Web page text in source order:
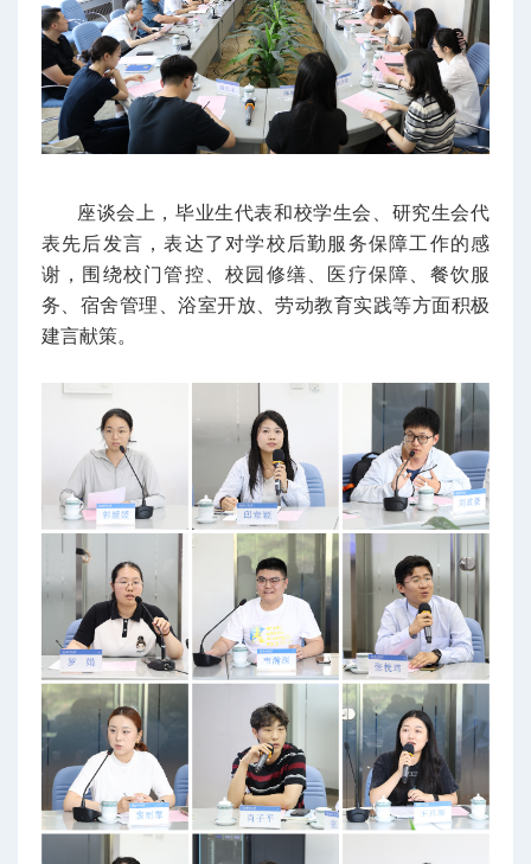
座谈会上，毕业生代表和校学生会、研究生会代
表先后发言，表达了对学校后勤服务保障工作的感
谢，围绕校门管控、校园修缮、医疗保障、餐饮服
务、宿舍管理、浴室开放、劳动教育实践等方面积极
建言献策。